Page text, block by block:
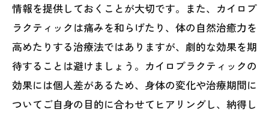
情報を提供しておくことが大切です。また、カイロプ
ラクティックは痛みを和らげたり、体の自然治癒力を
高めたりする治療法ではありますが、劇的な効果を期
待することは避けましょう。カイロプラクティックの
効果には個人差があるため、身体の変化や治療期間に
ついてご自身の目的に合わせてヒアリングし、納得し